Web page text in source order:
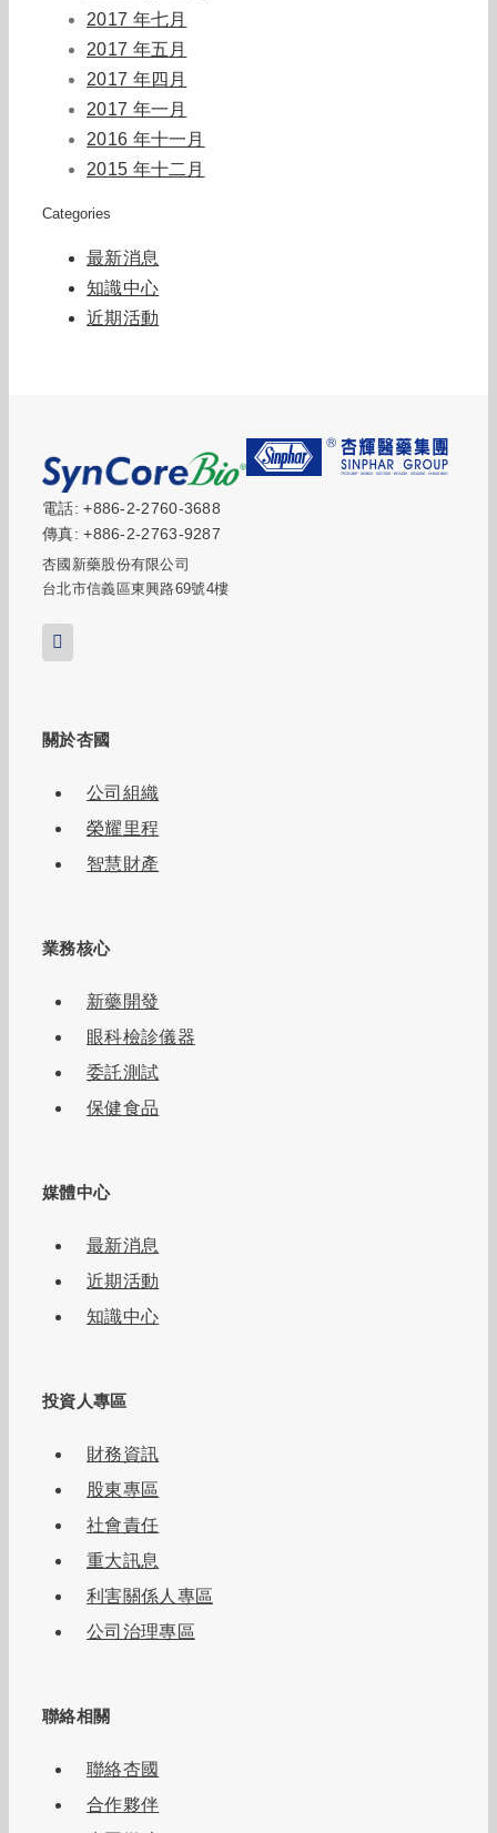
2017 年七月
2017 年五月
2017 年四月
2017 年一月
2016 年十一月
2015 年十二月
Categories
最新消息
知識中心
近期活動
電話: +886-2-2760-3688
傳真: +886-2-2763-9287
杏國新藥股份有限公司
台北市信義區東興路69號4樓
關於杏國
公司組織
榮耀里程
智慧財產
業務核心
新藥開發
眼科檢診儀器
委託測試
保健食品
媒體中心
最新消息
近期活動
知識中心
投資人專區
財務資訊
股東專區
社會責任
重大訊息
利害關係人專區
公司治理專區
聯絡相關
聯絡杏國
合作夥伴